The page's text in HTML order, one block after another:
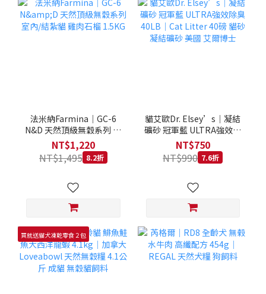
法米納Farmina｜GC-6
N&D 天然頂級無穀系列 室
內/結紮貓 雞肉石榴 1.5KG
NT$1,220
NT$1,495 8.2折
貓艾歐Dr. Elsey’s｜凝結
礦砂 冠軍藍 ULTRA強效除
臭 40LB｜Cat Litter 40磅
士
NT$750
NT$990 7.6折
買就送貓犬凍乾零食２包